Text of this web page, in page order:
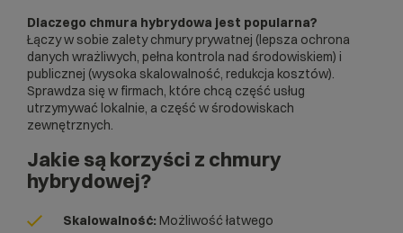
Dlaczego chmura hybrydowa jest popularna?
Łączy w sobie zalety chmury prywatnej (lepsza ochrona
danych wrażliwych, pełna kontrola nad środowiskiem) i
publicznej (wysoka skalowalność, redukcja kosztów).
Sprawdza się w firmach, które chcą część usług
utrzymywać lokalnie, a część w środowiskach
zewnętrznych.
Jakie są korzyści z chmury
hybrydowej?
Skalowalność: Możliwość łatwego